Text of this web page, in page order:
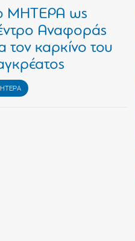
ΜΗΤΕΡΑ ως
Αναφοράς
τον καρκίνο του